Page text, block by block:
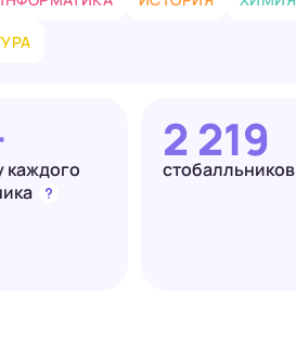
каждого
2 219
стобалльников